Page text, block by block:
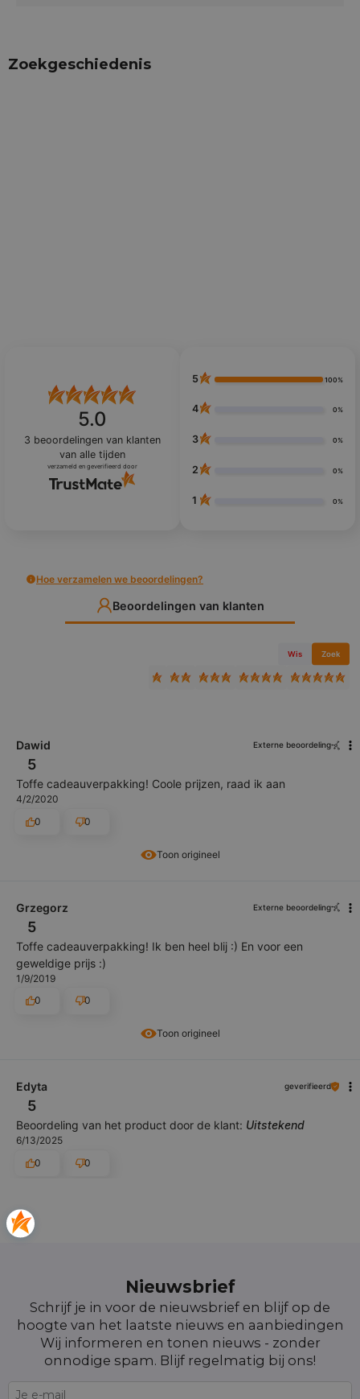
Zoekgeschiedenis
5.0
3 beoordelingen van klanten
van alle tijden
verzameld en geverifieerd door
5 100%
4 0%
3 0%
2 0%
1 0%
Hoe verzamelen we beoordelingen?
Beoordelingen van klanten
Wis Zoek
Toon origineel
Dawid Externe beoordeling
5
Toffe cadeauverpakking! Coole prijzen, raad ik aan
4/2/2020
0
0
Toon origineel
Grzegorz Externe beoordeling
5
Toffe cadeauverpakking! Ik ben heel blij :) En voor een
geweldige prijs :)
1/9/2019
0
0
Edyta geverifieerd
5
Beoordeling van het product door de klant: Uitstekend
6/13/2025
0
0
Nieuwsbrief
Schrijf je in voor de nieuwsbrief en blijf op de
hoogte van het laatste nieuws en aanbiedingen
Wij informeren en tonen nieuws - zonder
onnodige spam. Blijf regelmatig bij ons!